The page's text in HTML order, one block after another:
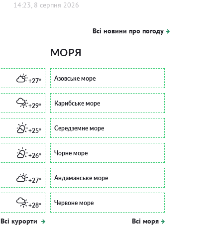
14:23, 8 серпня 2026
Всі новини про погоду
+27°
+29°
+25°
+26°
+27°
+28°
Всі курорти
МОРЯ
Азовське море
Карибське море
Середземне море
Чорне море
Андаманське море
Червоне море
Всі моря